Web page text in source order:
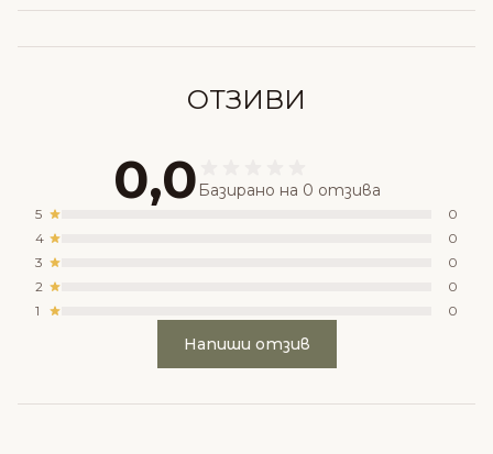
ОТЗИВИ
0,0 Базирано на 0 отзива
5
0
4
0
3
0
2
0
1
0
Напиши отзив